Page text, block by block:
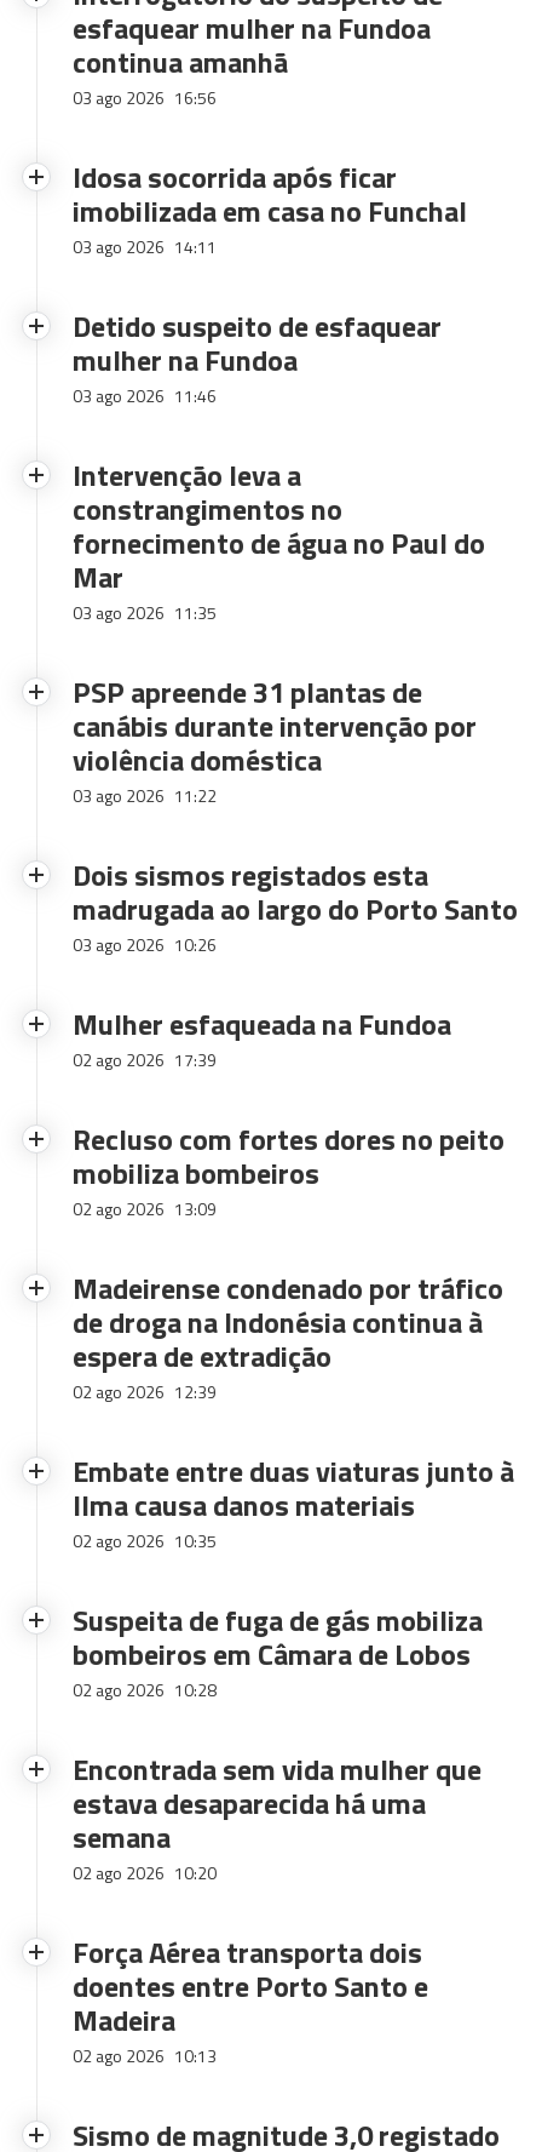
esfaquear mulher na Fundoa
continua amanhã
03 ago 2026 16:56
Idosa socorrida após ficar
imobilizada em casa no Funchal
03 ago 2026 14:11
Detido suspeito de esfaquear
mulher na Fundoa
03 ago 2026 11:46
Intervenção leva a
constrangimentos no
fornecimento de água no Paul do
Mar
03 ago 2026 11:35
PSP apreende 31 plantas de
canábis durante intervenção por
violência doméstica
03 ago 2026 11:22
Dois sismos registados esta
madrugada ao largo do Porto Santo
03 ago 2026 10:26
Mulher esfaqueada na Fundoa
02 ago 2026 17:39
Recluso com fortes dores no peito
mobiliza bombeiros
02 ago 2026 13:09
Madeirense condenado por tráfico
de droga na Indonésia continua à
espera de extradição
02 ago 2026 12:39
Embate entre duas viaturas junto à
Ilma causa danos materiais
02 ago 2026 10:35
Suspeita de fuga de gás mobiliza
bombeiros em Câmara de Lobos
02 ago 2026 10:28
Encontrada sem vida mulher que
estava desaparecida há uma
semana
02 ago 2026 10:20
Força Aérea transporta dois
doentes entre Porto Santo e
Madeira
02 ago 2026 10:13
Sismo de magnitude 3,0 registado